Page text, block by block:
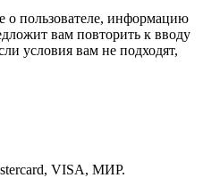
о пользователе, информацию
вам повторить к вводу
условия вам не подходят,
VISA, МИР.